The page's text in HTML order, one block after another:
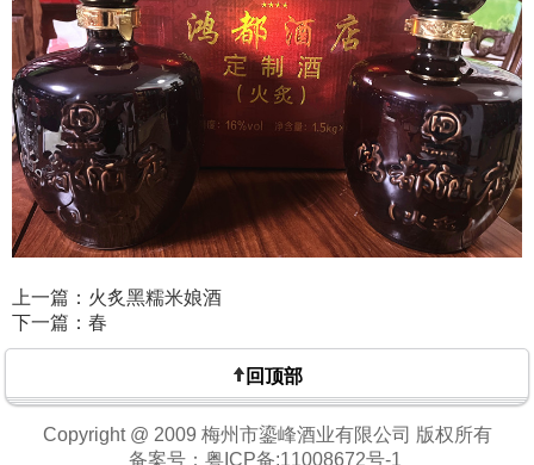
上一篇：火炙黑糯米娘酒
下一篇：春
回顶部
Copyright @ 2009 梅州市鎏峰酒业有限公司 版权所有
备案号： 粤ICP备:11008672号-1